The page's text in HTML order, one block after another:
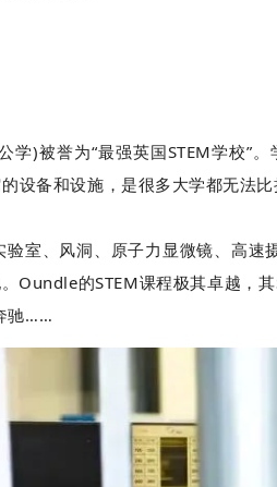
)被誉为“最强英国STEM学校”。
设备和设施，是很多大学都无法
室、风洞、原子力显微镜、高速
Oundle的STEM课程极其卓越，
驰……